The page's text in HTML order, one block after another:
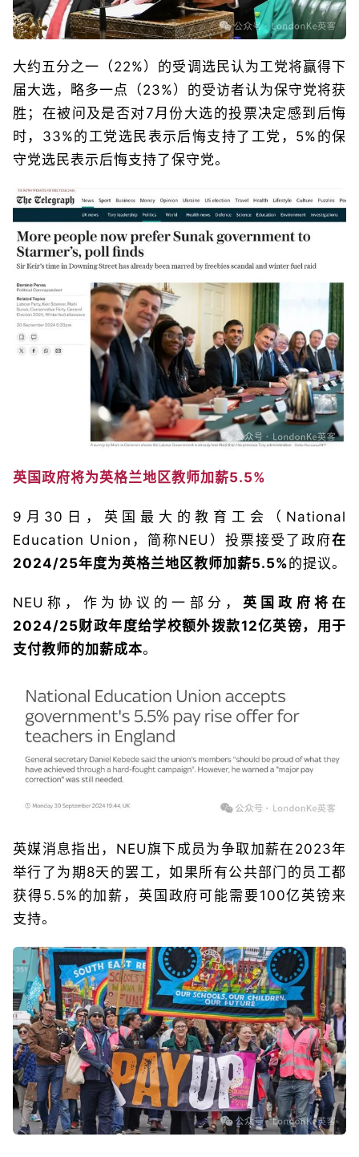
大约五分之一（22%）的受调选民认为工党将赢得下
届大选，略多一点（23%）的受访者认为保守党将获
胜；在被问及是否对7月份大选的投票决定感到后悔
时，33%的工党选民表示后悔支持了工党，5%的保
守党选民表示后悔支持了保守党。
英国政府将为英格兰地区教师加薪5.5%
9月30日，英国最大的教育工会（National
Education Union，简称NEU）投票接受了政府在
2024/25年度为英格兰地区教师加薪5.5%的提议。
NEU称，作为协议的一部分， 英国政府将在
2024/25财政年度给学校额外拨款12亿英镑，用于
支付教师的加薪成本。
英媒消息指出，NEU旗下成员为争取加薪在2023年
举行了为期8天的罢工，如果所有公共部门的员工都
获得5.5%的加薪，英国政府可能需要100亿英镑来
支持。